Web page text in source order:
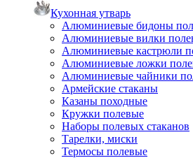
Кухонная утварь
Алюминиевые бидоны
Алюминиевые вилки
Алюминиевые кастрюли
Алюминиевые ложки
Алюминиевые чайники
Армейские стаканы
Казаны походные
Кружки полевые
Наборы полевых стаканов
Тарелки, миски
Термосы полевые